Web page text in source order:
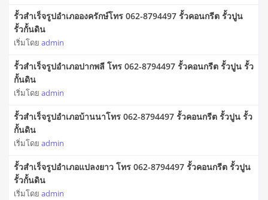
รั้วสําเร็จรูปอำเภอองครักษ์โทร 062-8794497 รั้วคอนกรีต รั้วปูน
รั้วกั้นดิน
เริ่มโดย admin
รั้วสําเร็จรูปอำเภอปากพลี โทร 062-8794497 รั้วคอนกรีต รั้วปูน รั้ว
กั้นดิน
เริ่มโดย admin
รั้วสําเร็จรูปอำเภอบ้านนาโทร 062-8794497 รั้วคอนกรีต รั้วปูน รั้ว
กั้นดิน
เริ่มโดย admin
รั้วสําเร็จรูปอำเภอแปลงยาว โทร 062-8794497 รั้วคอนกรีต รั้วปูน
รั้วกั้นดิน
เริ่มโดย admin